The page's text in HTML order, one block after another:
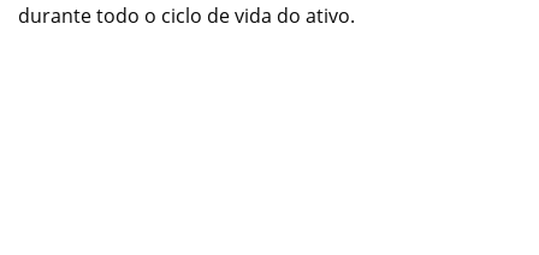
durante todo o ciclo de vida do ativo.